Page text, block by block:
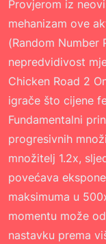
Provjerom iz
mehanizam ove
(Random Number
nepredvidivost
Сhicken Road 2
igrače što cijene
Fundamentalni
progresivnih
množitelj 1.2x,
povećava
maksimuma u
momentu može
nastavku prema